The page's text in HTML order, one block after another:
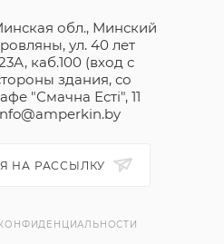
обл., Минский
ул. 40 лет
каб.100 (вход с
здания, со
"Смачна Естi", 11
НА РАССЫЛКУ